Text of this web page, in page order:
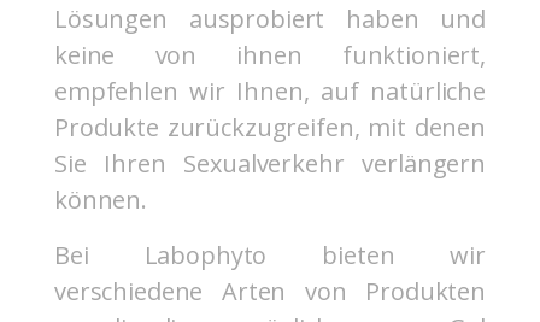
Lösungen ausprobiert haben und
keine von ihnen funktioniert,
empfehlen wir Ihnen, auf natürliche
Produkte zurückzugreifen, mit denen
Sie Ihren Sexualverkehr verlängern
können.
Bei Labophyto bieten wir
verschiedene Arten von Produkten